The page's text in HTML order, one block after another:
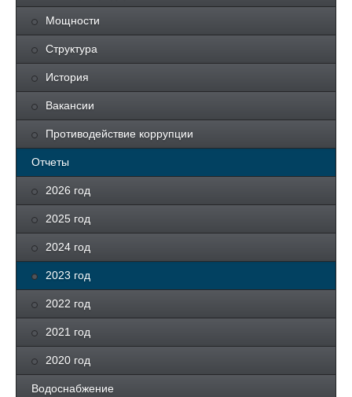
Мощности
Структура
История
Вакансии
Противодействие коррупции
Отчеты
2026 год
2025 год
2024 год
2023 год
2022 год
2021 год
2020 год
Водоснабжение